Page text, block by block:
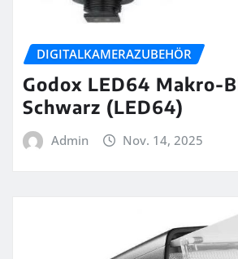
DIGITALKAMERAZUBEHÖR
Godox LED64 Makro-
Schwarz (LED64)
Admin Nov. 14, 2025